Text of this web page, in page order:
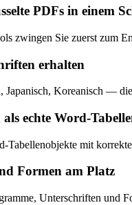
PDFs in einem
zwingen Sie zuerst zum
erhalten
Japanisch, Koreanisch —
als echte Word-
Tabellenobjekte mit
Formen am Platz
Unterschriften und